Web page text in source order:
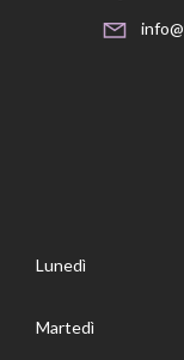
Lunedì
Martedì